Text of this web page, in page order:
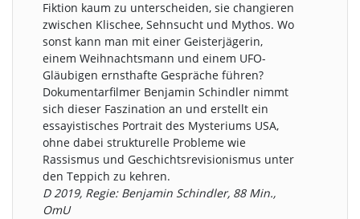
Fiktion kaum zu unterscheiden, sie changieren
zwischen Klischee, Sehnsucht und Mythos. Wo
sonst kann man mit einer Geisterjägerin,
einem Weihnachtsmann und einem UFO-
Gläubigen ernsthafte Gespräche führen?
Dokumentarfilmer Benjamin Schindler nimmt
sich dieser Faszination an und erstellt ein
essayistisches Portrait des Mysteriums USA,
ohne dabei strukturelle Probleme wie
Rassismus und Geschichtsrevisionismus unter
den Teppich zu kehren.
D 2019, Regie: Benjamin Schindler, 88 Min.,
OmU